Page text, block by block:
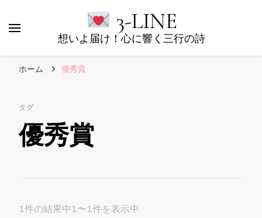
3-LINE
想いよ届け！心に響く三行の詩
ホーム 優秀賞
タグ
優秀賞
1件の結果中1〜1件を表示中